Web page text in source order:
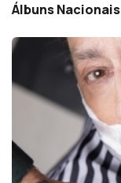
Álbuns Nacionais